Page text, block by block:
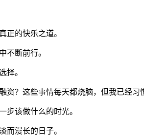
正的快乐之道。
不断前行。
择。
资？这些事情每天都烧脑，但我已经习
步该做什么的时光。
而漫长的日子。